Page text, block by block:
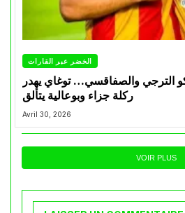
الخضر عبر القارات
الترجي والصفاقسي… توغاي يهدر
ركلة جزاء وبوعالية يتألق
Avril 30, 2026
VOIR PLUS